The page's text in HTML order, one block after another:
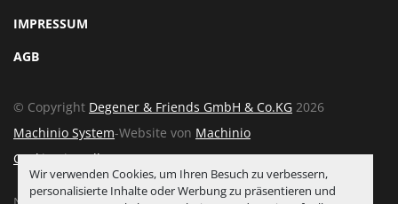
Wir verwenden Cookies, um Ihren Besuch zu verbessern,
personalisierte Inhalte oder Werbung zu präsentieren und
IMPRESSUM
AGB
© Copyright Degener & Friends GmbH & Co.KG 2026
Machinio System-Website von Machinio
Cookie-Einstellungen